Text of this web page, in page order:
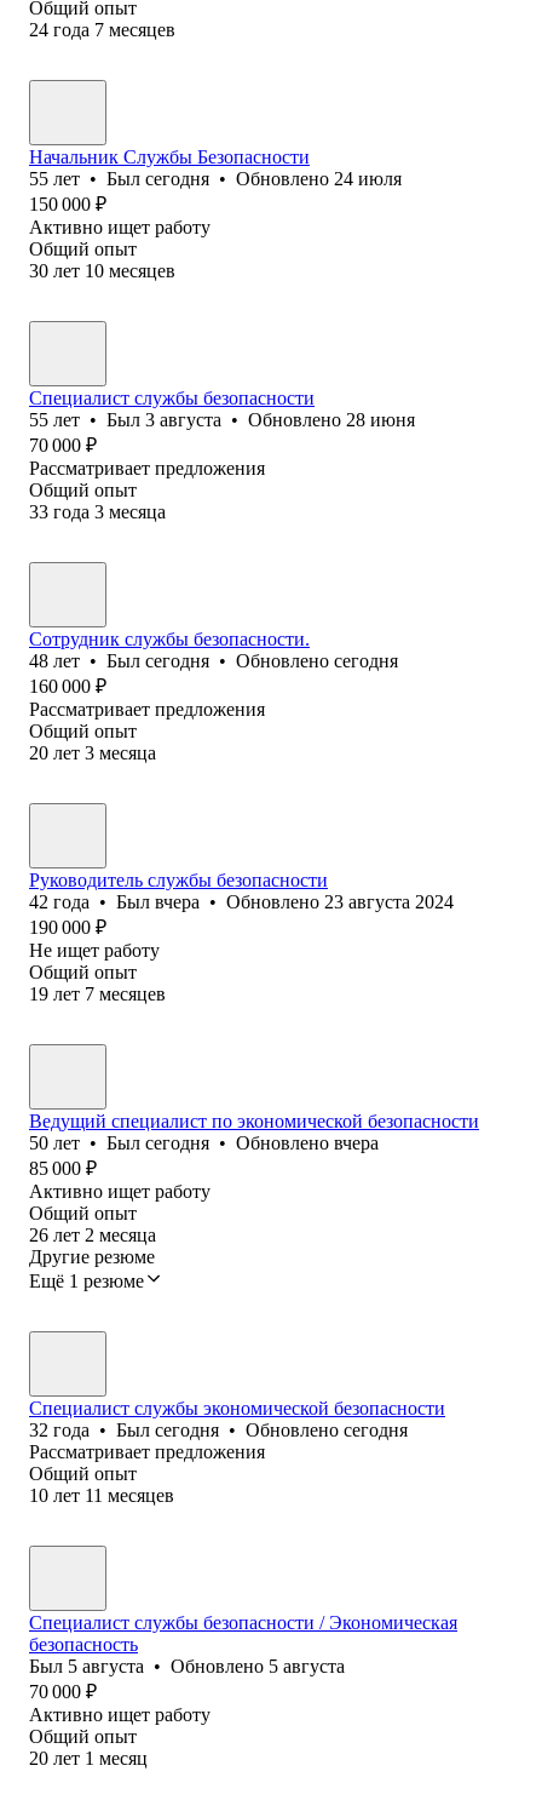
Общий опыт
24 года 7 месяцев
Начальник Службы Безопасности
55 лет • Был сегодня • Обновлено 24 июля
150 000 ₽
Активно ищет работу
Общий опыт
30 лет 10 месяцев
Специалист службы безопасности
55 лет • Был 3 августа • Обновлено 28 июня
70 000 ₽
Рассматривает предложения
Общий опыт
33 года 3 месяца
Сотрудник службы безопасности.
48 лет • Был сегодня • Обновлено сегодня
160 000 ₽
Рассматривает предложения
Общий опыт
20 лет 3 месяца
Руководитель службы безопасности
42 года • Был вчера • Обновлено 23 августа 2024
190 000 ₽
Не ищет работу
Общий опыт
19 лет 7 месяцев
Ведущий специалист по экономической безопасности
50 лет • Был сегодня • Обновлено вчера
85 000 ₽
Активно ищет работу
Общий опыт
26 лет 2 месяца
Другие резюме
Ещё 1 резюме
Специалист службы экономической безопасности
32 года • Был сегодня • Обновлено сегодня
Рассматривает предложения
Общий опыт
10 лет 11 месяцев
Специалист службы безопасности / Экономическая
безопасность
Был 5 августа • Обновлено 5 августа
70 000 ₽
Активно ищет работу
Общий опыт
20 лет 1 месяц